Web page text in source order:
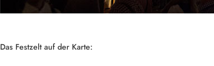
Das Festzelt auf der Karte: